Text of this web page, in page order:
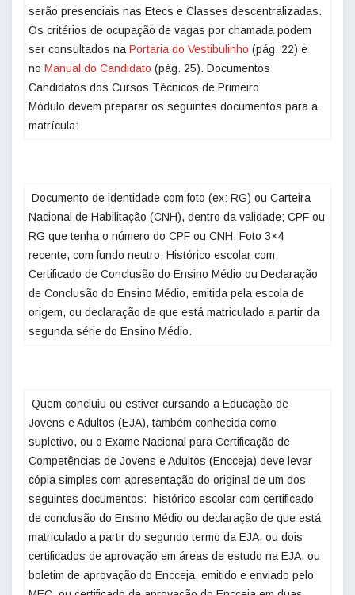
serão presenciais nas Etecs e Classes descentralizadas.
Os critérios de ocupação de vagas por chamada podem
ser consultados na Portaria do Vestibulinho (pág. 22) e
no Manual do Candidato (pág. 25). Documentos
Candidatos dos Cursos Técnicos de Primeiro
Módulo devem preparar os seguintes documentos para a
matrícula: ‌
‌ Documento de identidade com foto (ex: RG) ou Carteira
Nacional de Habilitação (CNH), dentro da validade; CPF ou
RG que tenha o número do CPF ou CNH; Foto 3×4
recente, com fundo neutro; Histórico escolar com
Certificado de Conclusão do Ensino Médio ou Declaração
de Conclusão do Ensino Médio, emitida pela escola de
origem, ou declaração de que está matriculado a partir da
segunda série do Ensino Médio. ‌
‌ Quem concluiu ou estiver cursando a Educação de
Jovens e Adultos (EJA), também conhecida como
supletivo, ou o Exame Nacional para Certificação de
Competências de Jovens e Adultos (Encceja) deve levar
cópia simples com apresentação do original de um dos
seguintes documentos: histórico escolar com certificado
de conclusão do Ensino Médio ou declaração de que está
matriculado a partir do segundo termo da EJA, ou dois
certificados de aprovação em áreas de estudo na EJA, ou
boletim de aprovação do Encceja, emitido e enviado pelo